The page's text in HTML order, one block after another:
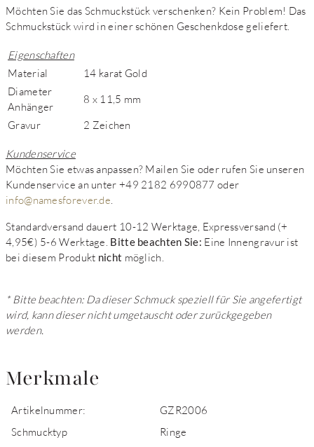
Möchten Sie das Schmuckstück verschenken? Kein Problem! Das
Schmuckstück wird in einer schönen Geschenkdose geliefert.
Eigenschaften
Material
14 karat Gold
Diameter
Anhänger
8 x 11,5 mm
Gravur 2 Zeichen
Kundenservice
Möchten Sie etwas anpassen? Mailen Sie oder rufen Sie unseren
Kundenservice an unter +49 2182 6990877 oder
info@namesforever.de
Standardversand dauert 10-12 Werktage, Expressversand (+
4,95€) 5-6 Werktage. Bitte beachten Sie: Eine Innengravur ist
bei diesem Produkt nicht möglich.
* Bitte beachten: Da dieser Schmuck speziell für Sie angefertigt
wird, kann dieser nicht umgetauscht oder zurückgegeben
werden.
Merkmale
Artikelnummer:
GZR2006
Schmucktyp
Ringe